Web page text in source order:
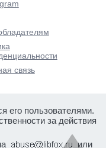
связь
его пользователями.
за действия
или